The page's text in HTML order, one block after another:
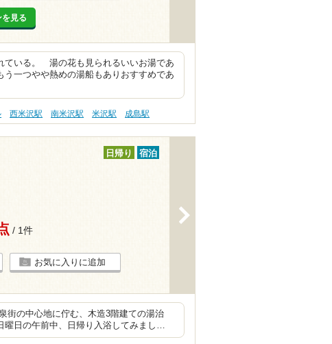
見る
ている。 湯の花も見られるいいお湯であ
一つやや熱めの湯船もありおすすめであ
西米沢駅 南米沢駅 米沢駅 成島駅
日帰り 宿泊
/ 1件
お気に入りに追加
街の中心地に佇む、木造3階建ての湯治
曜日の午前中、日帰り入浴してみまし…